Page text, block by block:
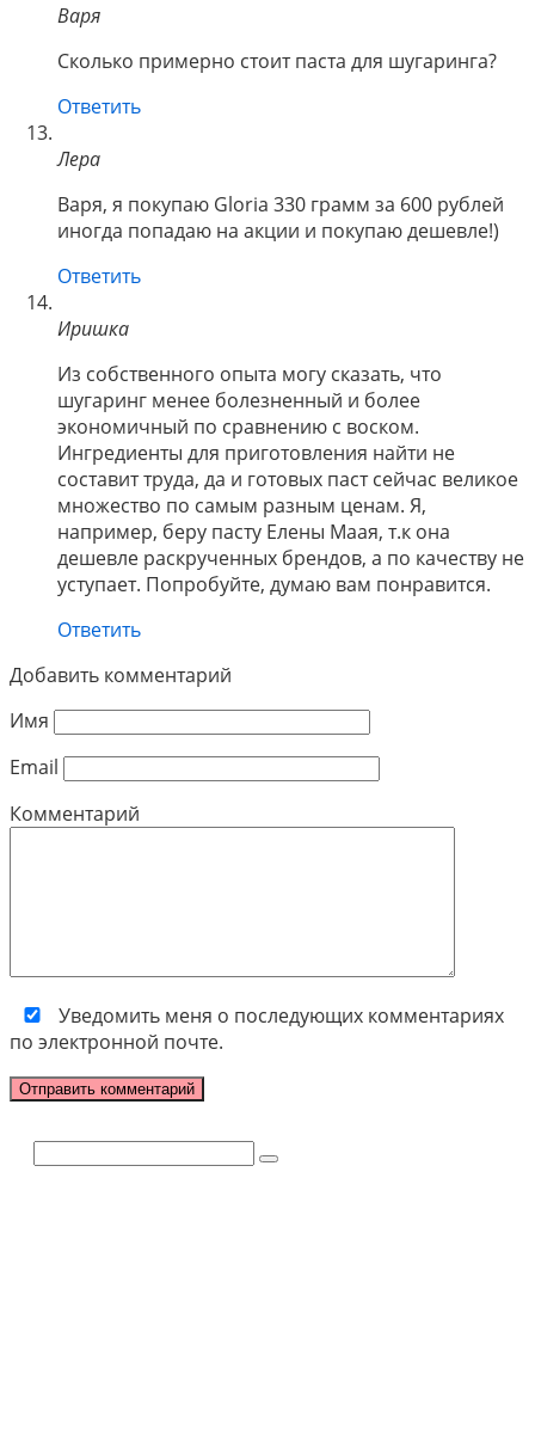
Варя
Сколько примерно стоит паста для шугаринга?
Ответить
Лера
Варя, я покупаю Gloria 330 грамм за 600 рублей
иногда попадаю на акции и покупаю дешевле!)
Ответить
Иришка
Из собственного опыта могу сказать, что
шугаринг менее болезненный и более
экономичный по сравнению с воском.
Ингредиенты для приготовления найти не
составит труда, да и готовых паст сейчас великое
множество по самым разным ценам. Я,
например, беру пасту Елены Маая, т.к она
дешевле раскрученных брендов, а по качеству не
уступает. Попробуйте, думаю вам понравится.
Ответить
Добавить комментарий
Имя
Email
Комментарий
Уведомить меня о последующих комментариях
по электронной почте.
Поиск: